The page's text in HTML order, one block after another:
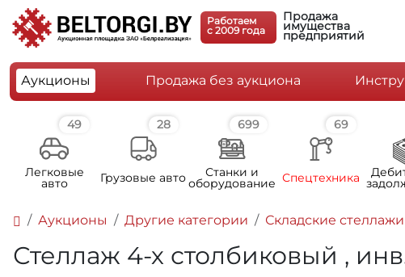
Работаем
c 2009 года
Продажа
имущества
предприятий
Аукционы Продажа без аукциона
49
Легковые
авто
28
Грузовые авто
699
Станки и
оборудование
69
Спецтехника
Аукционы Другие категории Складские стеллажи
Стеллаж 4-х столбиковый ,